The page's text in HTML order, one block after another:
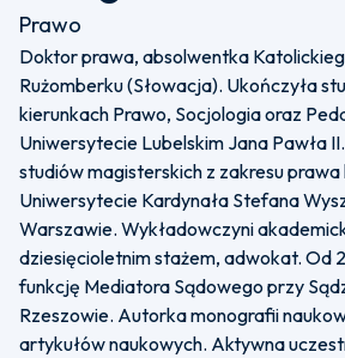
Prawo
Doktor prawa, absolwentka
Rużomberku (Słowacja). Ukończyła
kierunkach Prawo, Socjologia oraz
Uniwersytecie Lubelskim Jana Pawła
studiów magisterskich z zakresu
Uniwersytecie Kardynała Stefana
Warszawie. Wykładowczyni
dziesięcioletnim stażem, adwokat. Od
funkcję Mediatora Sądowego przy
Rzeszowie. Autorka monografii
artykułów naukowych. Aktywna